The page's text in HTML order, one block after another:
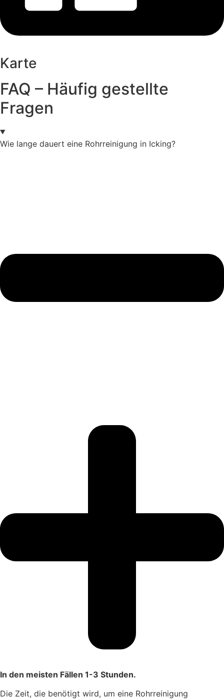
Karte
FAQ – Häufig gestellte
Fragen
Wie lange dauert eine Rohrreinigung in Icking?
In den meisten Fällen 1-3 Stunden.
Die Zeit, die benötigt wird, um eine Rohrreinigung